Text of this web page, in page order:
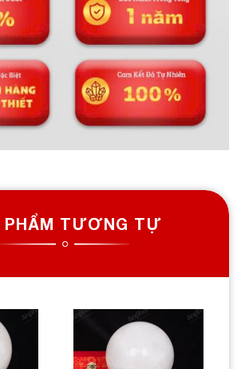
PHẨM TƯƠNG TỰ